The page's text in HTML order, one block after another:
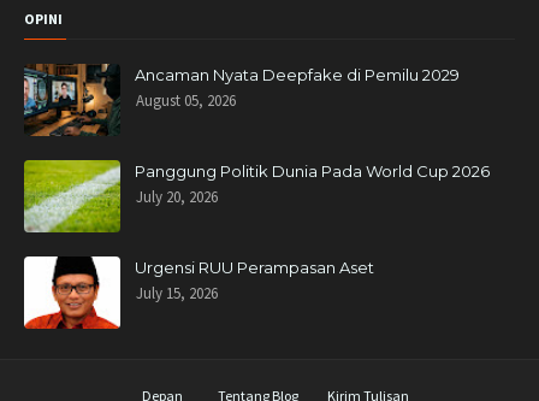
OPINI
Ancaman Nyata Deepfake di Pemilu 2029
August 05, 2026
Panggung Politik Dunia Pada World Cup 2026
July 20, 2026
Urgensi RUU Perampasan Aset
July 15, 2026
Depan Tentang Blog Kirim Tulisan